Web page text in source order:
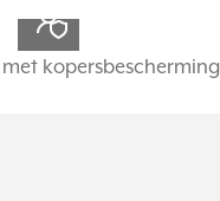
kopersbescherming